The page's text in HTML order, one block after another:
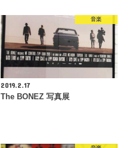
音楽
2019.2.17
The BONEZ 写真展